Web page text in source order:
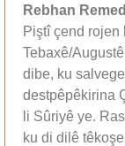
Rebhan
Piştî çend rojen
Tebaxê/
dibe, ku
destpêpêkirina
li Sûriyê ye.
ku di dilê